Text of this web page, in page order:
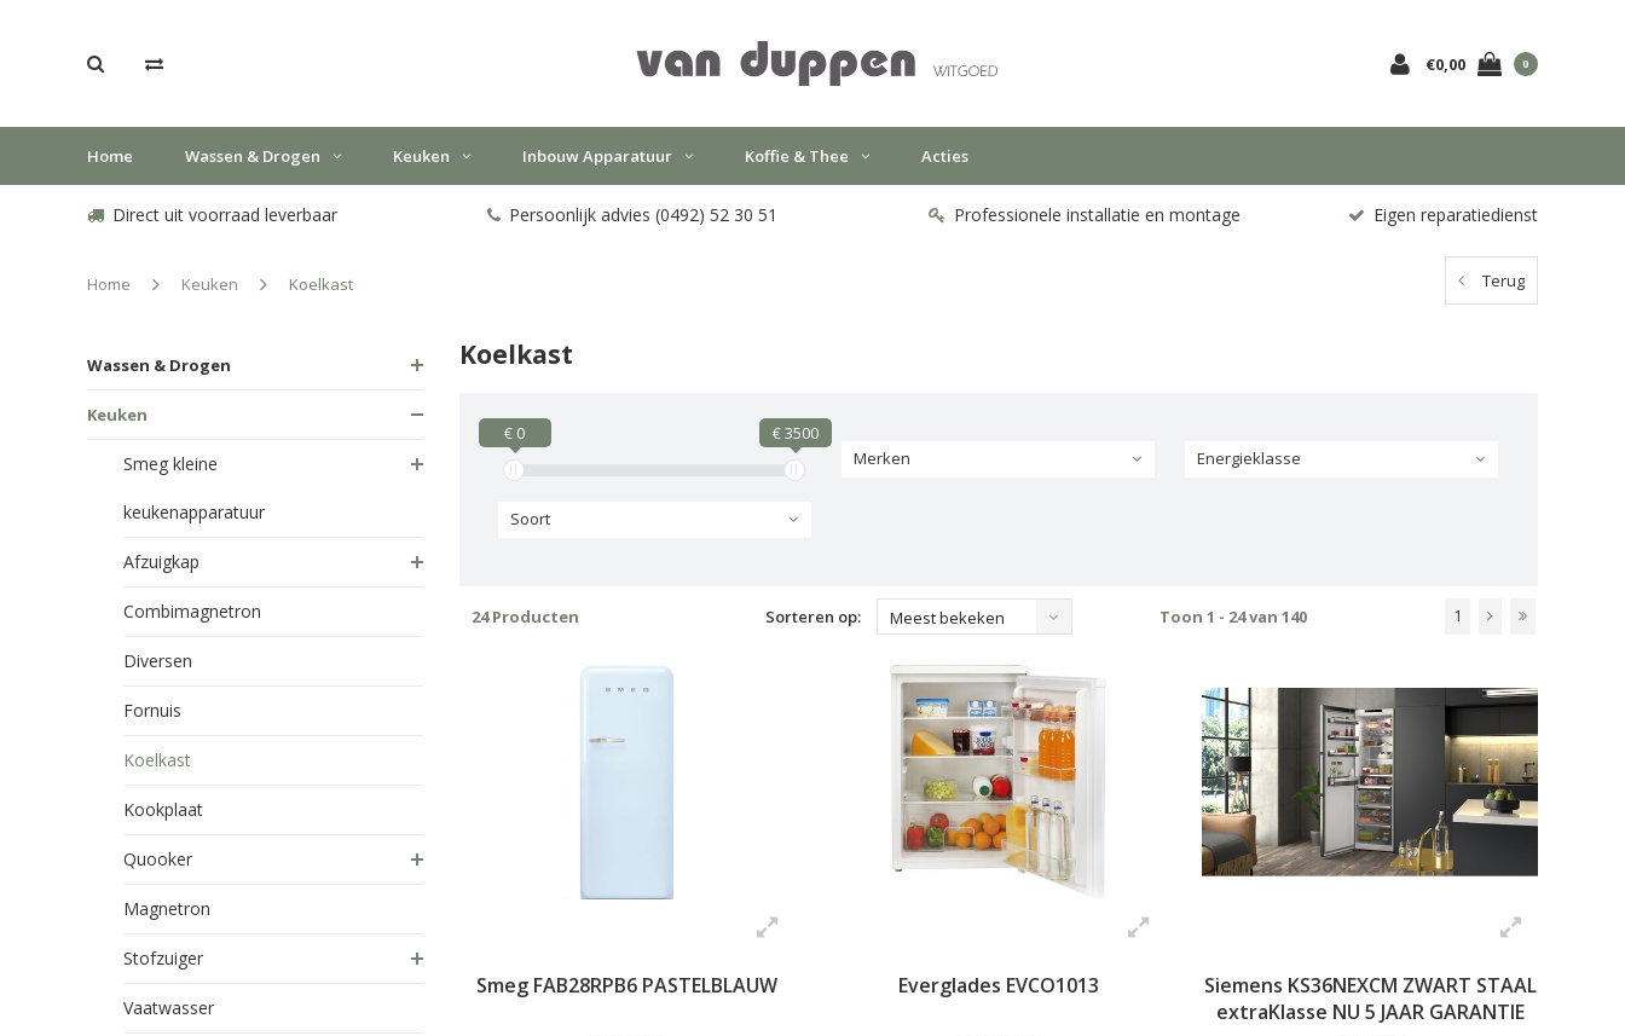
€0,00 0
Home Wassen & Drogen Keuken Inbouw Apparatuur Koffie & Thee Acties
Direct uit voorraad leverbaar Persoonlijk advies (0492) 52 30 51 Professionele installatie en montage Eigen reparatiedienst
Home Keuken Koelkast Terug
Wassen & Drogen
Keuken
Smeg kleine
keukenapparatuur
Afzuigkap
Combimagnetron
Diversen
Fornuis
Koelkast
Kookplaat
Quooker
Magnetron
Stofzuiger
Vaatwasser
Koelkast
€ 0
€ 3500
Merken
Energieklasse
Soort
24 Producten Sorteren op: Meest bekeken Toon 1 - 24 van 140 1
Smeg FAB28RPB6 PASTELBLAUW Everglades EVCO1013
Siemens KS36NEXCM ZWART STAAL
extraKlasse NU 5 JAAR GARANTIE